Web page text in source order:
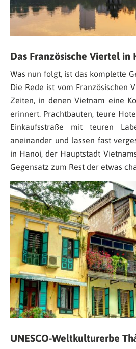
Das Französische Viertel in
Was nun folgt, ist das komplette
Die Rede ist vom Französischen
Zeiten, in denen Vietnam eine
erinnert. Prachtbauten, teure
Einkaufsstraße mit teuren
aneinander und lassen fast
in Hanoi, der Hauptstadt
Gegensatz zum Rest der etwas
UNESCO-Weltkulturerbe